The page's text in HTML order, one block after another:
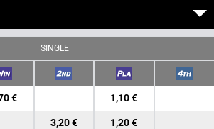
SINGLE
€ 1,10 €
3,20 € 1,20 €